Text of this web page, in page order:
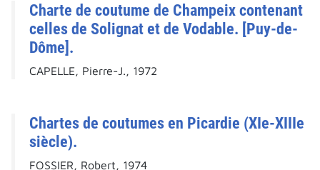
Charte de coutume de Champeix contenant
celles de Solignat et de Vodable. [Puy-de-
Dôme].
CAPELLE, Pierre-J., 1972
Chartes de coutumes en Picardie (XIe-XIIIe
siècle).
FOSSIER, Robert, 1974